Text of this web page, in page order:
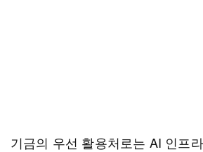
기금의 우선 활용처로는 AI 인프